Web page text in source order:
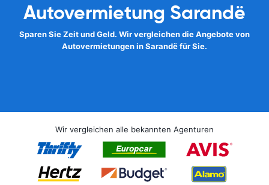
Autovermietung Sarandë
Sparen Sie Zeit und Geld. Wir vergleichen die Angebote von
Autovermietungen in Sarandë für Sie.
Wir vergleichen alle bekannten Agenturen